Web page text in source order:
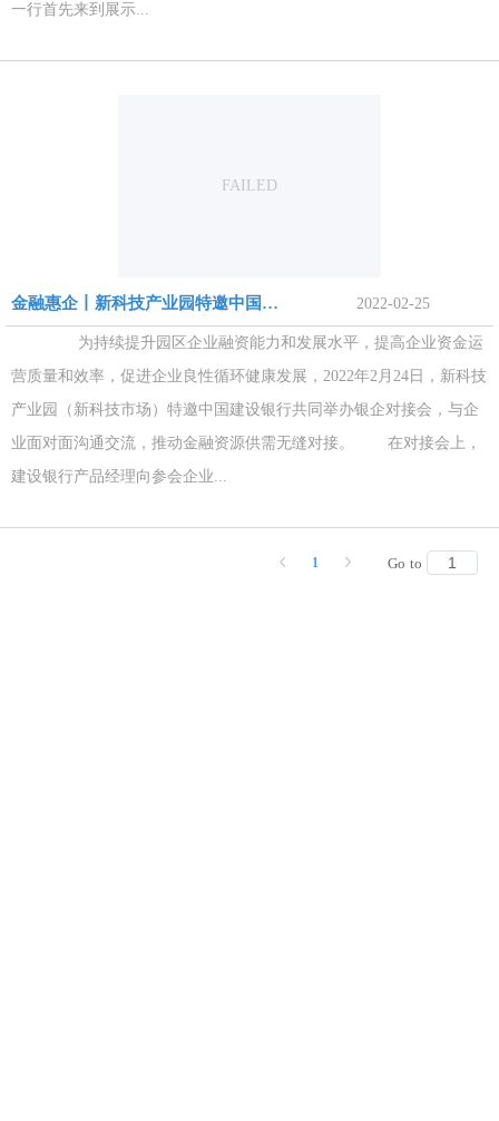
一行首先来到展示...
FAILED
金融惠企丨新科技产业园特邀中国建设银行举办银企对接会 2022-02-25
为持续提升园区企业融资能力和发展水平，提高企业资金运
营质量和效率，促进企业良性循环健康发展，2022年2月24日，新科技
产业园（新科技市场）特邀中国建设银行共同举办银企对接会，与企
业面对面沟通交流，推动金融资源供需无缝对接。 在对接会上，
建设银行产品经理向参会企业...
1 Go to